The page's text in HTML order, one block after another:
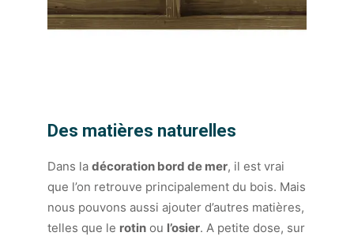
Des matières naturelles
Dans la décoration bord de mer, il est vrai
que l’on retrouve principalement du bois. Mais
nous pouvons aussi ajouter d’autres matières,
telles que le rotin ou l’osier. A petite dose, sur